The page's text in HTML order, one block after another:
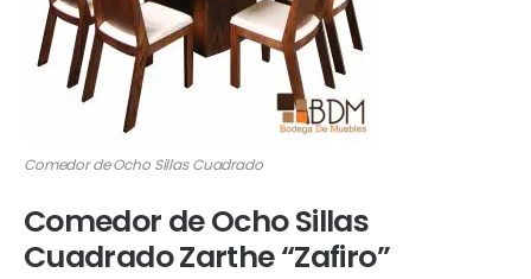
Comedor de Ocho Sillas Cuadrado
Comedor de Ocho Sillas
Cuadrado Zarthe “Zafiro”